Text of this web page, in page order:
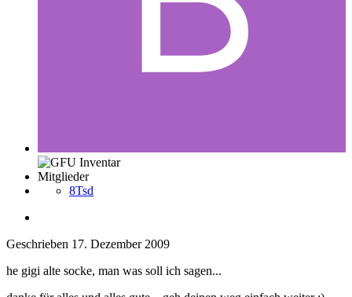
Mitglieder
8Tsd
Geschrieben 17. Dezember 2009
he gigi alte socke, man was soll ich sagen...